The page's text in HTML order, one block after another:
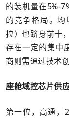
的装机量在5%-
的竞争格局。
拉）也跻身前十
存在一定的集中
商则需通过技术
座舱域控芯片供
第一位，高通，